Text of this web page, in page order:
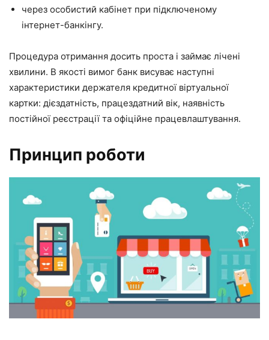
через особистий кабінет при підключеному
інтернет-банкінгу.
Процедура отримання досить проста і займає лічені
хвилини. В якості вимог банк висуває наступні
характеристики держателя кредитної віртуальної
картки: дієздатність, працездатний вік, наявність
постійної реєстрації та офіційне працевлаштування.
Принцип роботи